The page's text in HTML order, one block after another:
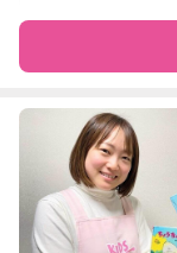
定期予約
お子様の撮影
（定期特典）
特徴 料金
サポートの特徴
資格